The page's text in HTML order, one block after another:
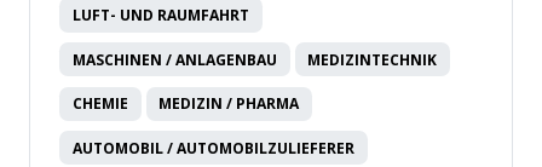
LUFT- UND RAUMFAHRT
MASCHINEN / ANLAGENBAU MEDIZINTECHNIK
CHEMIE MEDIZIN / PHARMA
AUTOMOBIL / AUTOMOBILZULIEFERER